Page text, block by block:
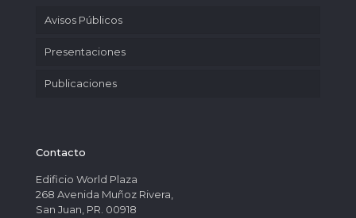
Avisos Públicos
Presentaciones
Publicaciones
Contacto
Edificio World Plaza
268 Avenida Muñoz Rivera,
San Juan, PR. 00918